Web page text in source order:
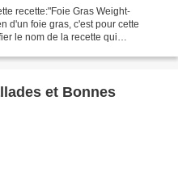
recette:"Foie Gras Weight-
d'un foie gras, c'est pour cette
le nom de la recette qui
et Bonnes